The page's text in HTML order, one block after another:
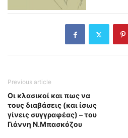
Previous article
Οι κλασικοί και πως να
τους διαβάσεις (και ίσως
γίνεις συγγραφέας) – του
Γιάννη Ν.Μπασκόζου